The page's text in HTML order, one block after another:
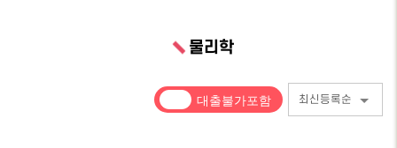
물리학
최신등록순